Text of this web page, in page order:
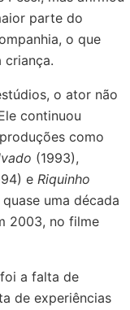
parte do
o que
criança.
o ator não
continuou
como
(1993),
e Riquinho
uma década
2003, no filme
a falta de
de experiências